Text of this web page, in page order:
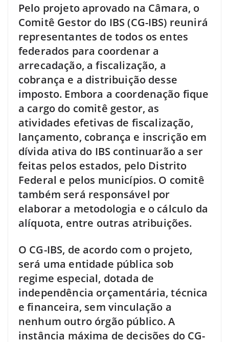
Pelo projeto aprovado na Câmara, o
Comitê Gestor do IBS (CG-IBS) reunirá
representantes de todos os entes
federados para coordenar a
arrecadação, a fiscalização, a
cobrança e a distribuição desse
imposto. Embora a coordenação fique
a cargo do comitê gestor, as
atividades efetivas de fiscalização,
lançamento, cobrança e inscrição em
dívida ativa do IBS continuarão a ser
feitas pelos estados, pelo Distrito
Federal e pelos municípios. O comitê
também será responsável por
elaborar a metodologia e o cálculo da
alíquota, entre outras atribuições.
O CG-IBS, de acordo com o projeto,
será uma entidade pública sob
regime especial, dotada de
independência orçamentária, técnica
e financeira, sem vinculação a
nenhum outro órgão público. A
instância máxima de decisões do CG-